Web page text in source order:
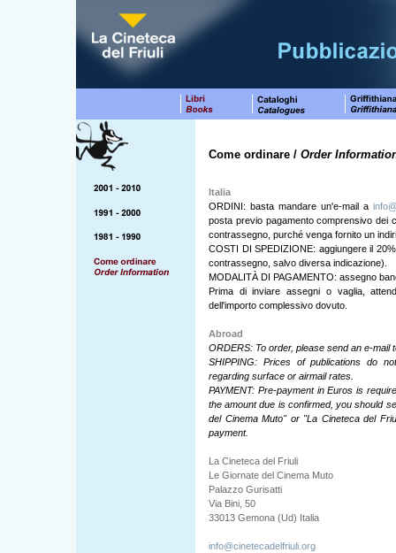
Come ordinare / Order
Italia
ORDINI: basta mandare un'e-mail a
posta previo pagamento comprensivo dei
contrassegno, purché venga fornito un
COSTI DI SPEDIZIONE: aggiungere il
contrassegno, salvo diversa indicazione).
MODALITÀ DI PAGAMENTO: assegno
Prima di inviare assegni o vaglia,
dell'importo complessivo dovuto.
Abroad
ORDERS: To order, please send an e-mail
SHIPPING: Prices of publications do
regarding surface or airmail rates.
PAYMENT: Pre-payment in Euros is
the amount due is confirmed, you should
del Cinema Muto" or "La Cineteca del
payment.
La Cineteca del Friuli
Le Giornate del Cinema Muto
Palazzo Gurisatti
Via Bini, 50
33013 Gemona (Ud) Italia
info@cinetecadelfriuli.org